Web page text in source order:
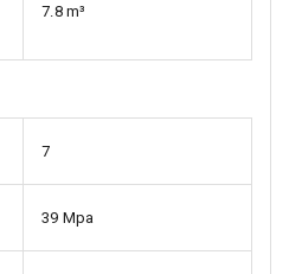
7.8 m³
7
39 Mpa